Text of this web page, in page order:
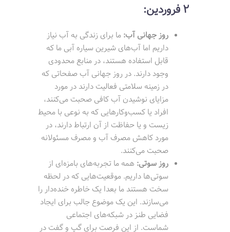
2 فروردین:
روز جهانی آب: ما برای زندگی به آب نیاز
داریم اما آب‌های شیرین سیاره آبی ما که
قابل استفاده هستند، در منابع محدودی
وجود دارند. در روز جهانی آب صفحاتی که
در زمینه سلامتی فعالیت دارند در مورد
مزایای نوشیدن آب کافی صحبت می‌کنند،
افراد یا کسب‌وکارهایی که به نوعی با محیط
زیست و یا حفاظت از آن ارتباط دارند، در
مورد کاهش مصرف آب و مصرف مسئولانه
صحبت می‌کنند.
روز سوتی: همه ما تجربه‌های بامزه‌ای از
سوتی‌ها داریم. موقعیت‌هایی که در لحظه
سخت هستند ما بعدا یک خاطره خنده‌دار را
می‌سازند. این یک موضوع جالب برای ایجاد
فضایی طنز در شبکه‌های اجتماعی
شماست. از این فرصت برای گپ و گفت در